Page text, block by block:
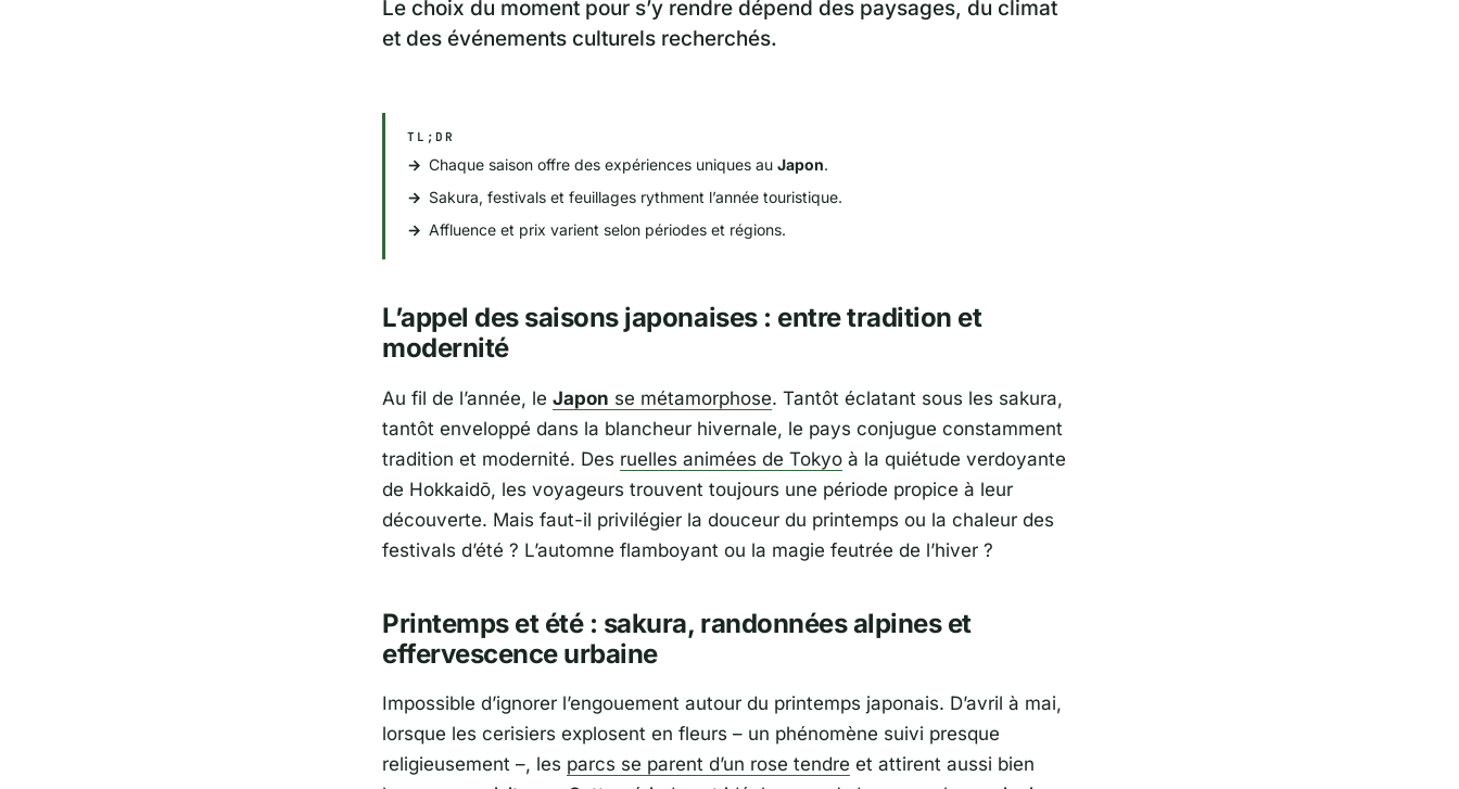
Le choix du moment pour s’y rendre dépend des paysages, du climat
et des événements culturels recherchés.
TL;DR
Chaque saison offre des expériences uniques au Japon.
Sakura, festivals et feuillages rythment l’année touristique.
Affluence et prix varient selon périodes et régions.
L’appel des saisons japonaises : entre tradition et
modernité
Au fil de l’année, le Japon se métamorphose. Tantôt éclatant sous les sakura,
tantôt enveloppé dans la blancheur hivernale, le pays conjugue constamment
tradition et modernité. Des ruelles animées de Tokyo à la quiétude verdoyante
de Hokkaidō, les voyageurs trouvent toujours une période propice à leur
découverte. Mais faut-il privilégier la douceur du printemps ou la chaleur des
festivals d’été ? L’automne flamboyant ou la magie feutrée de l’hiver ?
Printemps et été : sakura, randonnées alpines et
effervescence urbaine
Impossible d’ignorer l’engouement autour du printemps japonais. D’avril à mai,
lorsque les cerisiers explosent en fleurs – un phénomène suivi presque
religieusement –, les parcs se parent d’un rose tendre et attirent aussi bien